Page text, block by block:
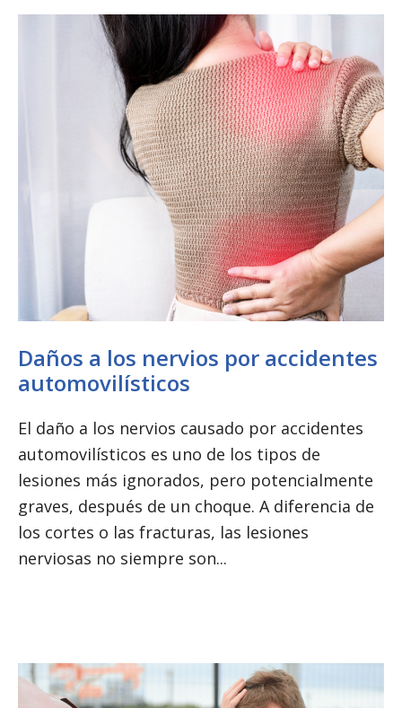
Daños a los nervios por accidentes
automovilísticos
El daño a los nervios causado por accidentes
automovilísticos es uno de los tipos de
lesiones más ignorados, pero potencialmente
graves, después de un choque. A diferencia de
los cortes o las fracturas, las lesiones
nerviosas no siempre son...